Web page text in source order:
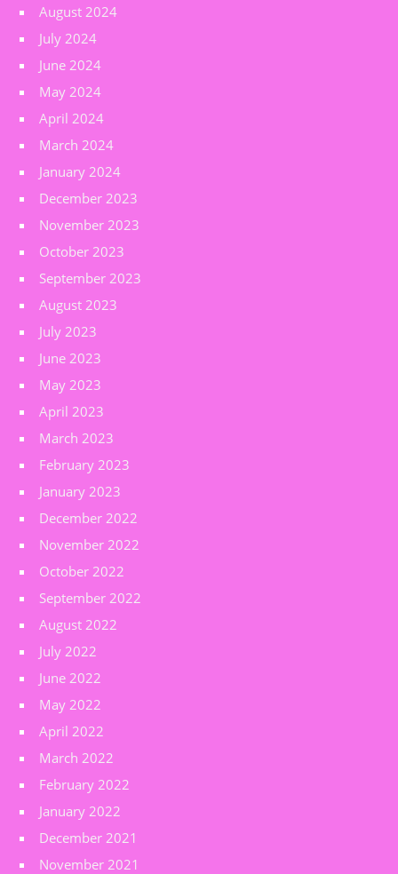
August 2024
July 2024
June 2024
May 2024
April 2024
March 2024
January 2024
December 2023
November 2023
October 2023
September 2023
August 2023
July 2023
June 2023
May 2023
April 2023
March 2023
February 2023
January 2023
December 2022
November 2022
October 2022
September 2022
August 2022
July 2022
June 2022
May 2022
April 2022
March 2022
February 2022
January 2022
December 2021
November 2021